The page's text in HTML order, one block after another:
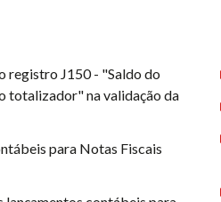
registro J150 - "Saldo do
totalizador" na validação da
para Notas Fiscais